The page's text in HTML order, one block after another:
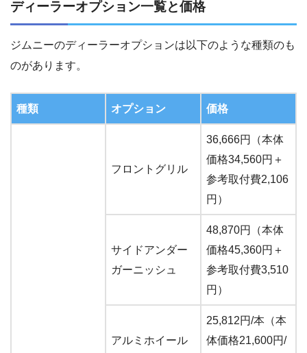
ディーラーオプション一覧と価格
ジムニーのディーラーオプションは以下のような種類のも
のがあります。
種類 オプション 価格
フロントグリル
36,666円（本体
価格34,560円＋
参考取付費2,106
円）
サイドアンダー
ガーニッシュ
48,870円（本体
価格45,360円＋
参考取付費3,510
円）
アルミホイール
25,812円/本（本
体価格21,600円/